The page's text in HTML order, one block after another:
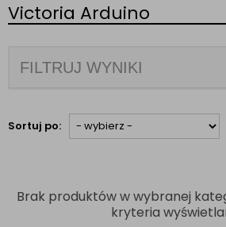
Victoria Arduino
FILTRUJ WYNIKI
Sortuj po:
Brak produktów w wybranej
kryteria